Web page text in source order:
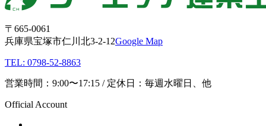
〒665-0061
兵庫県宝塚市仁川北3-2-12Google Map
TEL: 0798-52-8863
営業時間：9:00〜17:15 / 定休日：毎週水曜日、他
Official Account